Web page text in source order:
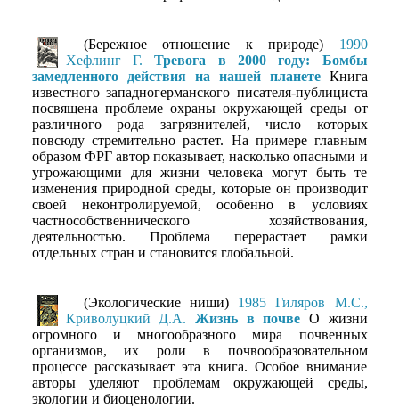
(Бережное отношение к природе) 1990
Хефлинг Г.Тревога в 2000 году: Бомбы
замедленного действия на нашей планетеКнига
известного западногерманского писателя-публициста
посвящена проблеме охраны окружающей среды от
различного рода загрязнителей, число которых
повсюду стремительно растет. На примере главным
образом ФРГ автор показывает, насколько опасными и
угрожающими для жизни человека могут быть те
изменения природной среды, которые он производит
своей неконтролируемой, особенно в условиях
частнособственнического хозяйствования,
деятельностью. Проблема перерастает рамки
отдельных стран и становится глобальной.
(Экологические ниши) 1985 Гиляров М.С.,
Криволуцкий Д.А. Жизнь в почве О жизни
огромного и многообразного мира почвенных
организмов, их роли в почвообразовательном
процессе рассказывает эта книга. Особое внимание
авторы уделяют проблемам окружающей среды,
экологии и биоценологии.